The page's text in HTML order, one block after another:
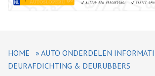
HOME » AUTO ONDERDELEN
DEURAFDICHTING & DEURUBBERS